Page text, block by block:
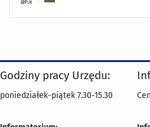
Godziny pracy Urzędu:
poniedziałek-piątek 7.30-15.30